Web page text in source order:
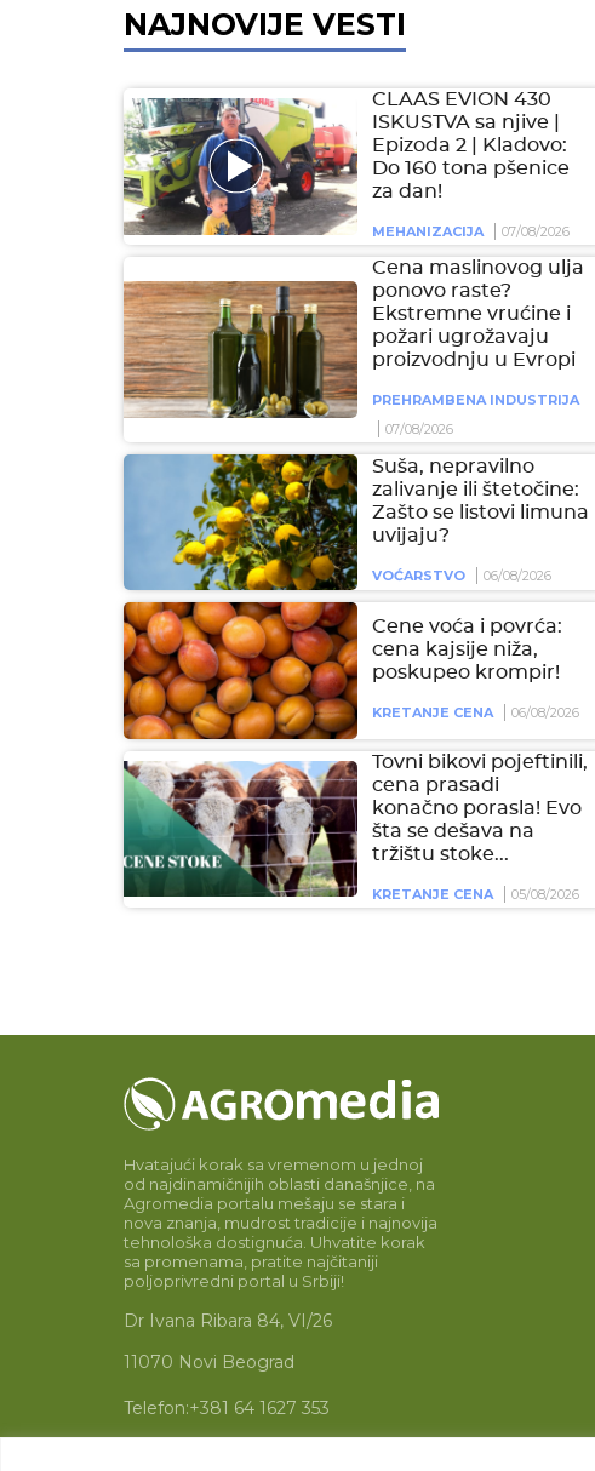
NAJNOVIJE VESTI
CLAAS EVION 430
ISKUSTVA sa njive |
Epizoda 2 | Kladovo:
Do 160 tona pšenice
za dan!
MEHANIZACIJA 07/08/2026
Cena maslinovog ulja
ponovo raste?
Ekstremne vrućine i
požari ugrožavaju
proizvodnju u Evropi
PREHRAMBENA INDUSTRIJA
07/08/2026
Suša, nepravilno
zalivanje ili štetočine:
Zašto se listovi limuna
uvijaju?
VOĆARSTVO 06/08/2026
Cene voća i povrća:
cena kajsije niža,
poskupeo krompir!
KRETANJE CENA 06/08/2026
Tovni bikovi pojeftinili,
cena prasadi
konačno porasla! Evo
šta se dešava na
tržištu stoke...
KRETANJE CENA 05/08/2026
Hvatajući korak sa vremenom u jednoj
od najdinamičnijih oblasti današnjice, na
Agromedia portalu mešaju se stara i
nova znanja, mudrost tradicije i najnovija
tehnološka dostignuća. Uhvatite korak
sa promenama, pratite najčitaniji
poljoprivredni portal u Srbiji!
Dr Ivana Ribara 84, VI/26
11070 Novi Beograd
Telefon:+381 64 1627 353